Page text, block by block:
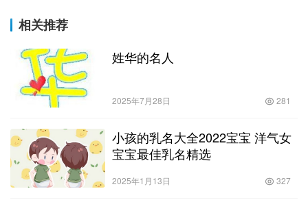
相关推荐
姓华的名人
2025年7月28日 281
小孩的乳名大全2022宝宝 洋气女
宝宝最佳乳名精选
2025年1月13日 327